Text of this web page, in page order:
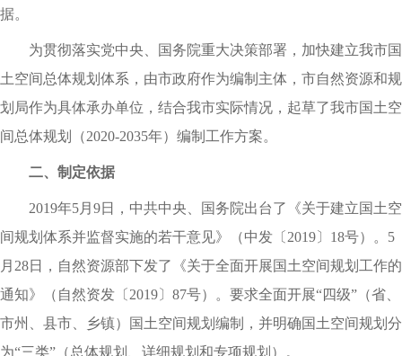
据。
为贯彻落实党中央、国务院重大决策部署 ， 加快建立我市国
土空间总体规划体系 ， 由市政府作为编制主体 ， 市自然资源和规
划局作为具体承办单位 ， 结合我市实际情况 ， 起草了我市国土空
间总体规划（2020-2035年）编制工作方案。
二、制定依据
2019年5月9日 ， 中共中央、国务院出台了《关于建立国土空
间规划体系并监督实施的若干意见》（中发〔2019〕18号）
。 5
月28日
， 自然资源部下发了《关于全面开展国土空间规划工作的
通知》（自然资发〔2019〕87号）
。 要求全面开展“四级”（省、
市州、县市、乡镇）国土空间规划编制
， 并明确国土空间规划分
为“三类”（总体规划、详细规划和专项规划）
。